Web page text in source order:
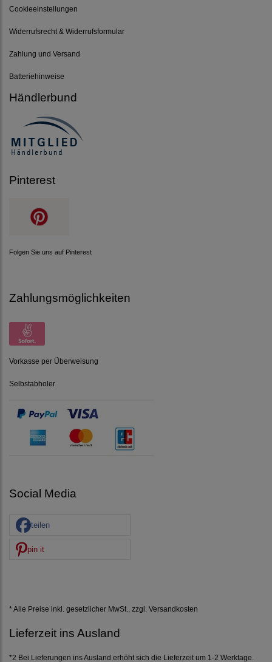
Cookieeinstellungen
Widerrufsrecht & Widerrufsformular
Zahlung und Versand
Batteriehinweise
Händlerbund
Pinterest
Folgen Sie uns auf Pinterest
Zahlungsmöglichkeiten
Vorkasse per Überweisung
Selbstabholer
Social Media
teilen
pin it
* Alle Preise inkl. gesetzlicher MwSt., zzgl. Versandkosten
Lieferzeit ins Ausland
*2 Bei Lieferungen ins Ausland erhöht sich die Lieferzeit um 1-2 Werktage.